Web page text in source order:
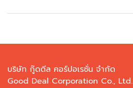
บริษัท กู๊ดดีล คอร์ปอเรชั่น จำกัด
Good Deal Corporation Co., Ltd.